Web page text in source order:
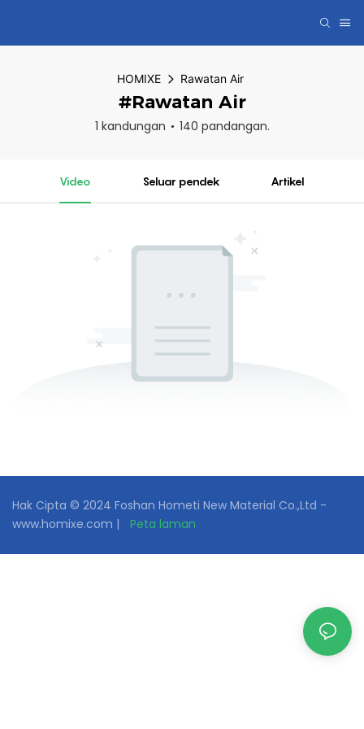
HOMIXE Rawatan Air
#Rawatan Air
1 kandungan 140 pandangan.
Video Seluar pendek Artikel
Hak Cipta © 2024 Foshan Hometi New Material Co.,Ltd -
www.homixe.com |
Peta laman